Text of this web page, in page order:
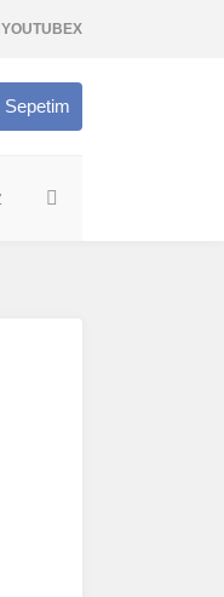
YOUTUBEX
Sepetim